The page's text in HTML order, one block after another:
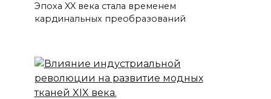
Эпоха XX века стала временем
кардинальных преобразований